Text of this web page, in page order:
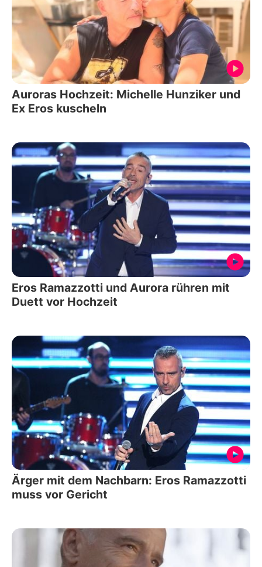
Auroras Hochzeit: Michelle Hunziker und
Ex Eros kuscheln
Eros Ramazzotti und Aurora rühren mit
Duett vor Hochzeit
Ärger mit dem Nachbarn: Eros Ramazzotti
muss vor Gericht